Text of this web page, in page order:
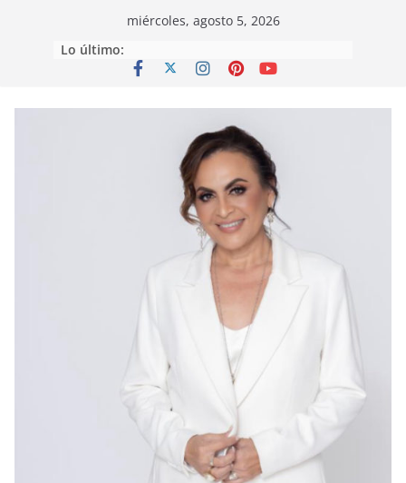
miércoles, agosto 5, 2026
Lo último: